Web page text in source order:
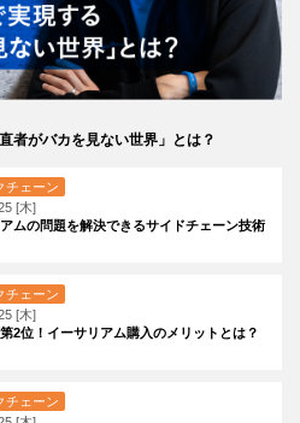
者がバカを見ない世界」とは？
チェーン
[木]
ムの問題を解決できるサイドチェーン技術
チェーン
[木]
2位！イーサリアム購入のメリットとは？
チェーン